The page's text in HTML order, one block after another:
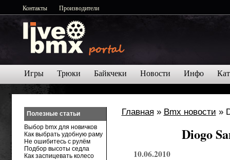
Контакты Производители
Игры Трюки Байкчеки Новости Инфо
Главная » Bmx новости »
Diogo
10.06.2010
Полезные статьи
Выбор bmx для новичков
Как выбрать удобную раму
Не ошибитесь с рулём
Подбор высоты седла
Как заспицевать колесо